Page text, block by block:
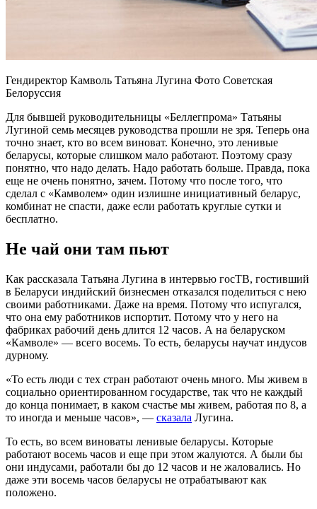
Гендиректор Камволь Татьяна Лугина Фото Советская
Белоруссия
Для бывшей руководительницы «Беллегпрома» Татьяны
Лугиной семь месяцев руководства прошли не зря. Теперь она
точно знает, кто во всем виноват. Конечно, это ленивые
беларусы, которые слишком мало работают. Поэтому сразу
понятно, что надо делать. Надо работать больше. Правда, пока
еще не очень понятно, зачем. Потому что после того, что
сделал с «Камволем» один излишне инициативный беларус,
комбинат не спасти, даже если работать круглые сутки и
бесплатно.
Не чай они там пьют
Как рассказала Татьяна Лугина в интервью госТВ, гостивший
в Беларуси индийский бизнесмен отказался поделиться с нею
своими работниками. Даже на время. Потому что испугался,
что она ему работников испортит. Потому что у него на
фабриках рабочий день длится 12 часов. А на беларуском
«Камволе» — всего восемь. То есть, беларусы научат индусов
дурному.
«То есть люди с тех стран работают очень много. Мы живем в
социально ориентированном государстве, так что не каждый
до конца понимает, в каком счастье мы живем, работая по 8, а
то иногда и меньше часов», — сказала Лугина.
То есть, во всем виноваты ленивые беларусы. Которые
работают восемь часов и еще при этом жалуются. А были бы
они индусами, работали бы до 12 часов и не жаловались. Но
даже эти восемь часов беларусы не отрабатывают как
положено.